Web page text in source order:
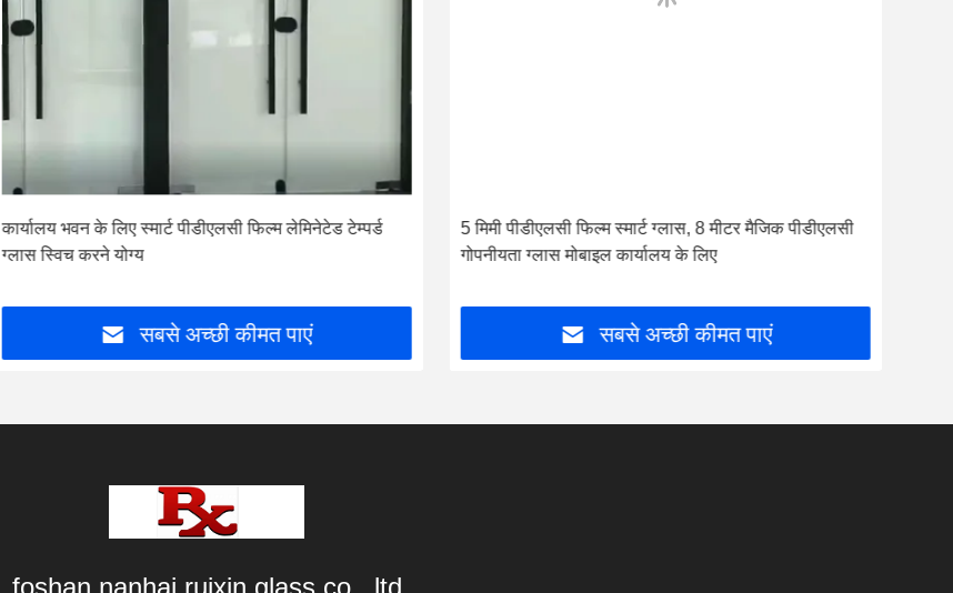
कार्यालय भवन के लिए स्मार्ट पीडीएलसी फिल्म लेमिनेटेड टेम्पर्ड
ग्लास स्विच करने योग्य
सबसे अच्छी कीमत पाएं
5 मिमी पीडीएलसी फिल्म स्मार्ट ग्लास, 8 मीटर मैजिक पीडीएलसी
गोपनीयता ग्लास मोबाइल कार्यालय के लिए
सबसे अच्छी कीमत पाएं
foshan nanhai ruixin glass co., ltd